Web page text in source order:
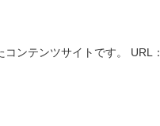
ンテンツサイトです。 URL：